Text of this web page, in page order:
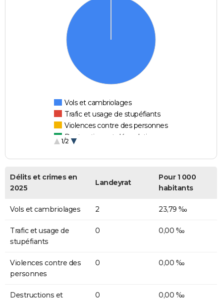
Vols et cambriolages
Trafic et usage de stupéfiants
Violences contre des personnes
Destructions et dégradations
1/2
Délits et crimes en
2025
Landeyrat
Pour 1 000
habitants
Vols et cambriolages 2 23,79 ‰
Trafic et usage de
stupéfiants
0 0,00 ‰
Violences contre des
personnes
0 0,00 ‰
Destructions et
0 0,00 ‰